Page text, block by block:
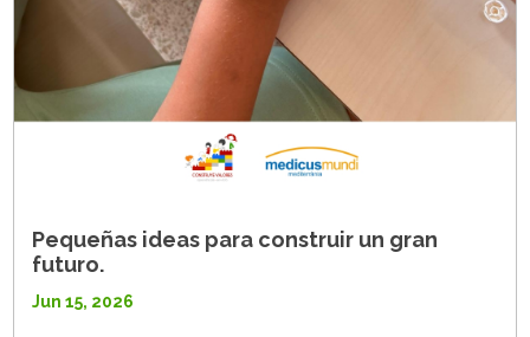
Pequeñas ideas para construir un gran
futuro.
Jun 15, 2026